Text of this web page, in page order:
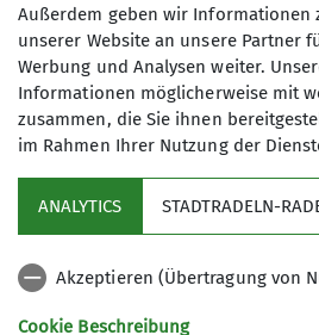
08106 22023
zorneding.de
Qualifikationen
Trainer*in C Bergsteigen
Partner
Aktuelles
Außerdem geben wir Informationen
unserer Website an unsere Partner
Werbung und Analysen weiter.
Informationen möglicherweise mit
zusammen, die Sie ihnen
im Rahmen Ihrer Nutzung der
ANALYTICS STADTRADELN-
Akzeptieren (Übertragung von
Cookie Beschreibung